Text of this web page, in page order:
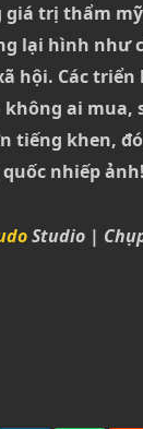
trị thẩm
lại hình như
hội. Các
ai mua,
tiếng khen,
nhiếp ảnh!
Studio |